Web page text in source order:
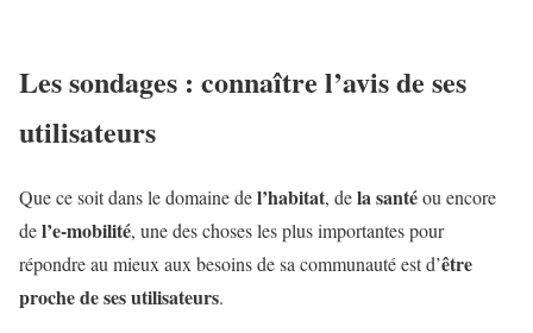
Les sondages : connaître l’avis de ses
utilisateurs
Que ce soit dans le domaine del’habitat, dela santéou encore
del’e-mobilité, une des choses les plus importantes pour
répondre au mieux aux besoins de sa communauté est d’être
proche de ses utilisateurs.